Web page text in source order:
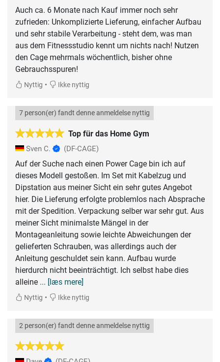
Auch ca. 6 Monate nach Kauf immer noch sehr
zufrieden: Unkomplizierte Lieferung, einfacher Aufbau
und sehr stabile Verarbeitung - steht dem, was man
aus dem Fitnessstudio kennt um nichts nach! Nutzen
den Cage mehrmals wöchentlich, bisher ohne
Gebrauchsspuren!
Nyttig • Ikke nyttig
Top für das Home Gym
7 person(er) fandt denne anmeldelse nyttig
Sven C. (DF-CAGE)
Auf der Suche nach einen Power Cage bin ich auf
dieses Modell gestoßen. Im Set mit Kabelzug und
Dipstation aus meiner Sicht ein sehr gutes Angebot
hier. Die Lieferung erfolgte problemlos nach Absprache
mit der Spedition. Verpackung selber war sehr gut. Aus
meiner Sicht minimalste Mängel in der
Montageanleitung sowie leichte Abweichungen der
gelieferten Schrauben, was allerdings auch der
Anleitung geschuldet sein kann. Aufbau wurde
hierdurch nicht beeinträchtigt. Ich selbst habe dies
alleine ... [læs mere]
Nyttig • Ikke nyttig
2 person(er) fandt denne anmeldelse nyttig